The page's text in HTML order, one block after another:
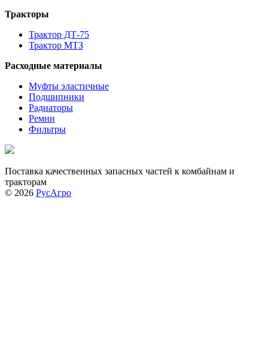
Тракторы
Трактор ДТ-75
Трактор МТЗ
Расходные материалы
Муфты эластичные
Подшипники
Радиаторы
Ремни
Фильтры
Поставка качественных запасных частей к комбайнам и
тракторам
© 2026 РусАгро